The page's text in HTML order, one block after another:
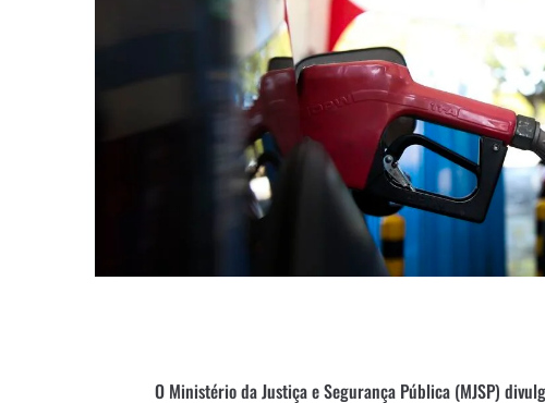
O Ministério da Justiça e Segurança Pública (MJSP)